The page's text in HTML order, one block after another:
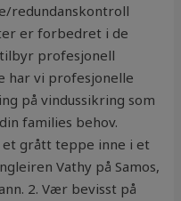
redundanskontroll
er forbedret i de
profesjonell
har vi profesjonelle
på vindussikring som
families behov.
et grått teppe inne i et
Vathy på Samos,
2. Vær bevisst på